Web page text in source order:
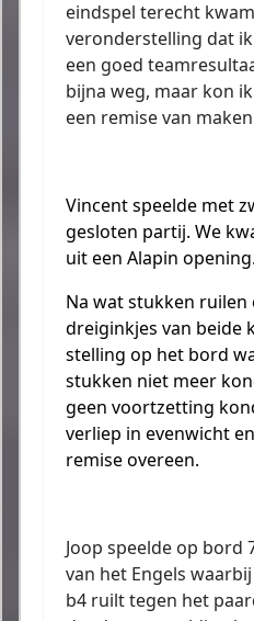
eindspel terecht
veronderstelling dat
een goed
bijna weg, maar kon
een remise van
Vincent speelde met
gesloten partij. We
uit een Alapin opening.
Na wat stukken
dreiginkjes van beide
stelling op het bord
stukken niet meer
geen voortzetting
verliep in evenwicht
remise overeen.
Joop speelde op bord
van het Engels
b4 ruilt tegen het